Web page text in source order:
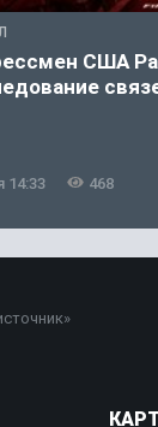
США
14:33 468